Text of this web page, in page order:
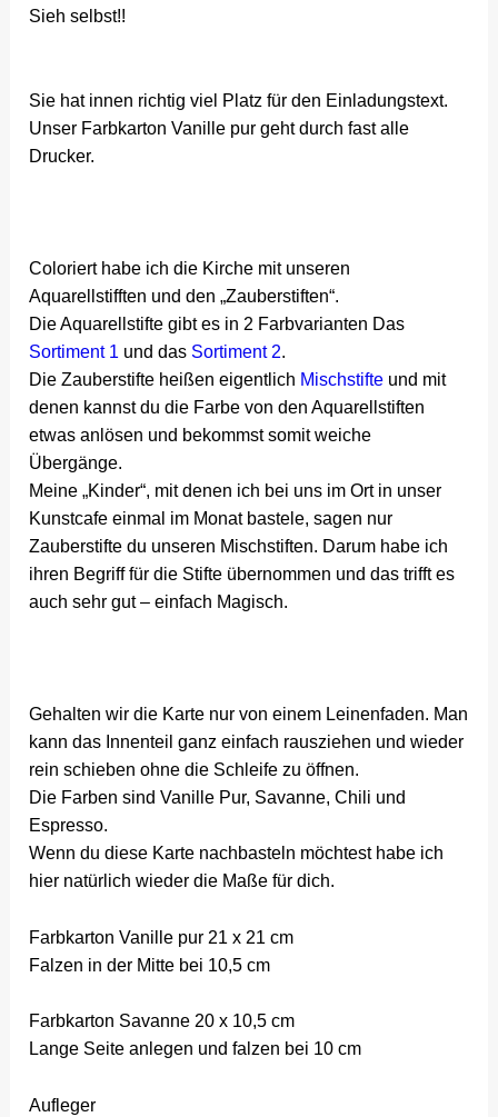
Sieh selbst!!
Sie hat innen richtig viel Platz für den Einladungstext.
Unser Farbkarton Vanille pur geht durch fast alle
Drucker.
Coloriert habe ich die Kirche mit unseren
Aquarellstifften und den „Zauberstiften“.
Die Aquarellstifte gibt es in 2 Farbvarianten Das
Sortiment 1 und das Sortiment 2.
Die Zauberstifte heißen eigentlich Mischstifte und mit
denen kannst du die Farbe von den Aquarellstiften
etwas anlösen und bekommst somit weiche
Übergänge.
Meine „Kinder“, mit denen ich bei uns im Ort in unser
Kunstcafe einmal im Monat bastele, sagen nur
Zauberstifte du unseren Mischstiften. Darum habe ich
ihren Begriff für die Stifte übernommen und das trifft es
auch sehr gut – einfach Magisch.
Gehalten wir die Karte nur von einem Leinenfaden. Man
kann das Innenteil ganz einfach rausziehen und wieder
rein schieben ohne die Schleife zu öffnen.
Die Farben sind Vanille Pur, Savanne, Chili und
Espresso.
Wenn du diese Karte nachbasteln möchtest habe ich
hier natürlich wieder die Maße für dich.
Farbkarton Vanille pur 21 x 21 cm
Falzen in der Mitte bei 10,5 cm
Farbkarton Savanne 20 x 10,5 cm
Lange Seite anlegen und falzen bei 10 cm
Aufleger